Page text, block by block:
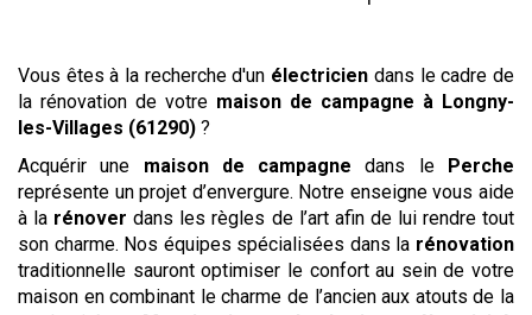
Vous êtes à la recherche d'un électricien dans le cadre de
la rénovation de votre maison de campagne à Longny-
les-Villages (61290) ?
Acquérir une maison de campagne dans le
Perche
représente un projet d’envergure. Notre enseigne vous aide
à la rénover dans les règles de l’art afin de lui rendre tout
son charme. Nos équipes spécialisées dans la rénovation
traditionnelle sauront optimiser le confort au sein de votre
maison en combinant le charme de l’ancien aux atouts de la